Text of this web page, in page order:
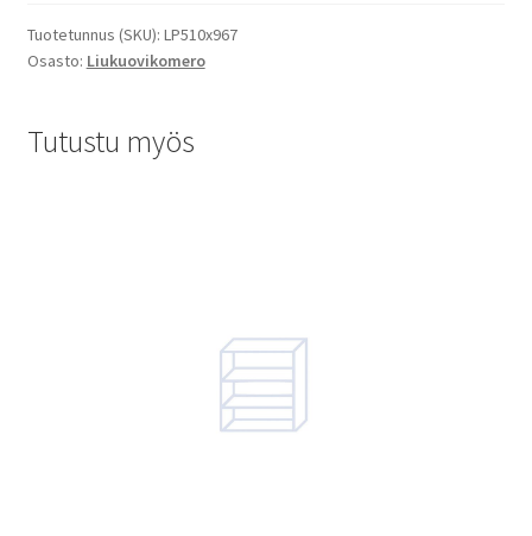
Tuotetunnus (SKU): LP510x967
Osasto: Liukuovikomero
Tutustu myös